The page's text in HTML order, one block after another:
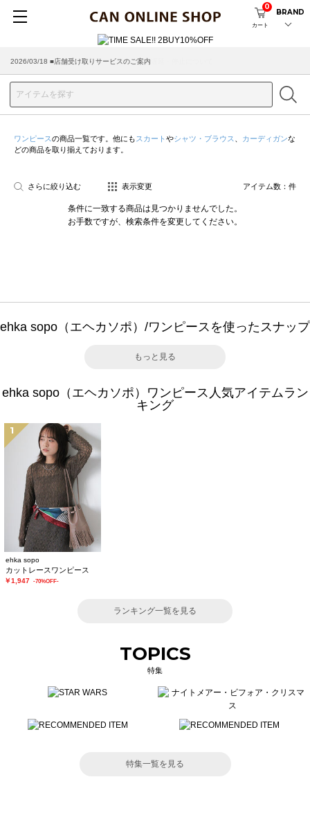
カート
0
BRAND
2026/03/18 ■店舗受け取りサービスのご案内
ワンピースの商品一覧です。他にも スカート やシャツ・ブラウス カーディガンな
どの商品を取り揃えております。
さらに絞り込む 表示変更 アイテム数： 件
条件に一致する商品は見つかりませんでした。
お手数ですが、検索条件を変更してください。
ehka sopo（エヘカソポ）/ワンピースを使ったスナップ
もっと見る
ehka sopo（エヘカソポ）ワンピース人気アイテムラン
キング
1
ehka sopo
カットレースワンピース
￥1,947 -70%OFF-
ランキング一覧を見る
TOPICS
特集
特集一覧を見る